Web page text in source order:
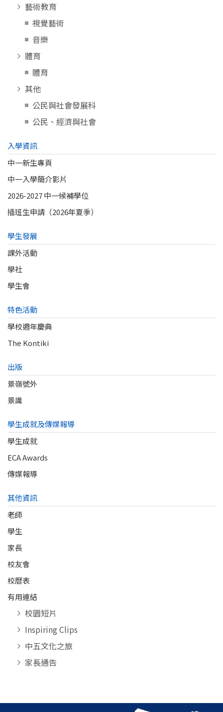
藝術教育
視覺藝術
音樂
體育
體育
其他
公民與社會發展科
公民、經濟與社會
入學資訊
中一新生專頁
中一入學簡介影片
2026-2027 中一候補學位
插班生申請（2026年夏季）
學生發展
課外活動
學社
學生會
特色活動
學校週年慶典
The Kontiki
出版
景嶺號外
景識
學生成就及傳媒報導
學生成就
ECA Awards
傳媒報導
其他資訊
老師
學生
家長
校友會
校曆表
有用連結
校園短片
Inspiring Clips
中五文化之旅
家長通告